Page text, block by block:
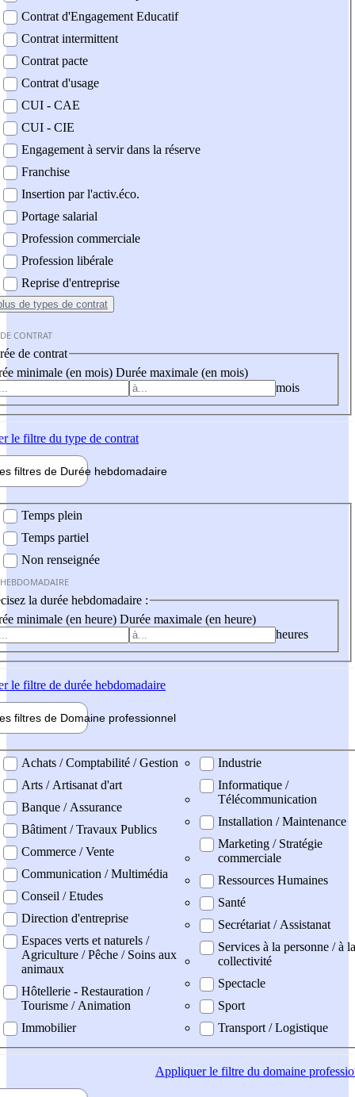
Contrat d'Engagement Educatif
Contrat intermittent
Contrat pacte
Contrat d'usage
CUI - CAE
CUI - CIE
Engagement à servir dans la réserve
Franchise
Insertion par l'activ.éco.
Portage salarial
Profession commerciale
Profession libérale
Reprise d'entreprise
de types de contrat
CONTRAT
de contrat
minimale (en mois) Durée maximale (en mois)
mois
le filtre du type de contrat
filtres de Durée hebdomadaire
Temps plein
Temps partiel
Non renseignée
la durée hebdomadaire :
minimale (en heure) Durée maximale (en heure)
heures
le filtre de durée hebdomadaire
filtres de Domaine professionnel
professionel
Achats / Comptabilité / Gestion
Arts / Artisanat d'art
Banque / Assurance
Bâtiment / Travaux Publics
Commerce / Vente
Communication / Multimédia
Conseil / Etudes
Direction d'entreprise
Espaces verts et naturels /
Agriculture / Pêche / Soins aux
animaux
Hôtellerie - Restauration /
Tourisme / Animation
Immobilier
Industrie
Informatique /
Télécommunication
Installation / Maintenance
Marketing / Stratégie
commerciale
Ressources Humaines
Santé
Secrétariat / Assistanat
Services à la personne / à la
collectivité
Spectacle
Sport
Transport / Logistique
Appliquerle filtre du domaine